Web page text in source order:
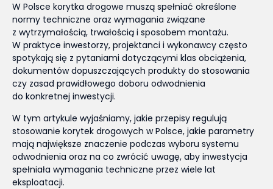
W Polsce korytka drogowe muszą spełniać określone
normy techniczne oraz wymagania związane
z wytrzymałością, trwałością i sposobem montażu.
W praktyce inwestorzy, projektanci i wykonawcy często
spotykają się z pytaniami dotyczącymi klas obciążenia,
dokumentów dopuszczających produkty do stosowania
czy zasad prawidłowego doboru odwodnienia
do konkretnej inwestycji.
W tym artykule wyjaśniamy, jakie przepisy regulują
stosowanie korytek drogowych w Polsce, jakie parametry
mają największe znaczenie podczas wyboru systemu
odwodnienia oraz na co zwrócić uwagę, aby inwestycja
spełniała wymagania techniczne przez wiele lat
eksploatacji.